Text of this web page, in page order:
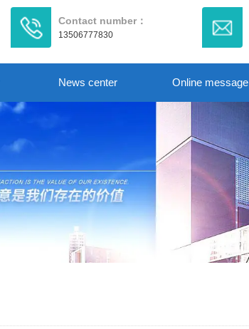
Contact number：
13506777830
News center Online message